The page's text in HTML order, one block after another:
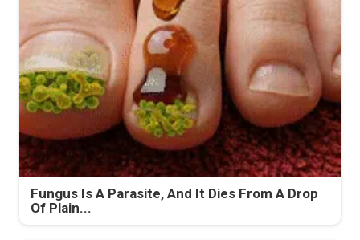
Fungus Is A Parasite, And It Dies From A Drop
Of Plain...